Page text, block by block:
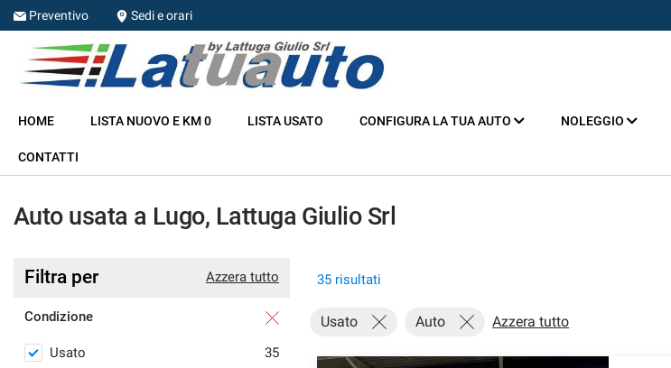
HOME
NOLEGGIO
Preventivo Sedi e orari
HOME LISTA NUOVO E KM 0 LISTA USATO CONFIGURA LA TUA AUTO NOLEGGIO
CONTATTI
Auto usata a Lugo, Lattuga Giulio Srl
Azzera tutto
Filtra per
Condizione
Usato
35
35 risultati
Usato Auto Azzera tutto